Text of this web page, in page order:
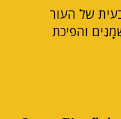
של העור
והפיכת